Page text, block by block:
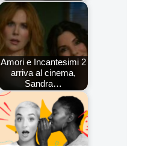
Amori e Incantesimi 2
arriva al cinema,
Sandra…